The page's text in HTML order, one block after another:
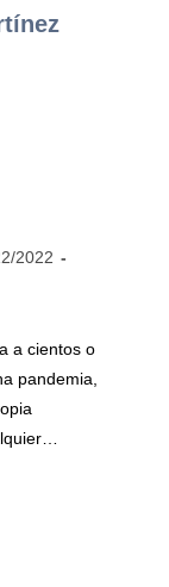
2022
a cientos o
pandemia,